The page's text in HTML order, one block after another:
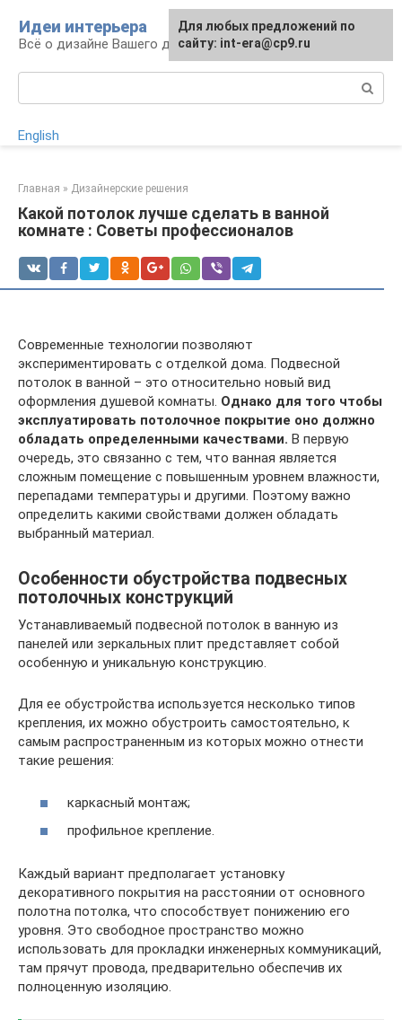
контенту
Идеи интерьера
Всё о дизайне Вашего дома
English
Главная » Дизайнерские решения
Какой потолок лучше сделать в ванной
комнате : Советы профессионалов
Современные технологии позволяют
экспериментировать с отделкой дома. Подвесной
потолок в ванной – это относительно новый вид
оформления душевой комнаты. Однако для того чтобы
эксплуатировать потолочное покрытие оно должно
обладать определенными качествами. В первую
очередь, это связанно с тем, что ванная является
сложным помещение с повышенным уровнем влажности,
перепадами температуры и другими. Поэтому важно
определить какими свойствами должен обладать
выбранный материал.
Особенности обустройства подвесных
потолочных конструкций
Устанавливаемый подвесной потолок в ванную из
панелей или зеркальных плит представляет собой
особенную и уникальную конструкцию.
Для ее обустройства используется несколько типов
крепления, их можно обустроить самостоятельно, к
самым распространенным из которых можно отнести
такие решения:
каркасный монтаж;
профильное крепление.
Каждый вариант предполагает установку
декоративного покрытия на расстоянии от основного
полотна потолка, что способствует понижению его
уровня. Это свободное пространство можно
использовать для прокладки инженерных коммуникаций,
там прячут провода, предварительно обеспечив их
полноценную изоляцию.
Для любых предложений по
сайту: int-era@cp9.ru